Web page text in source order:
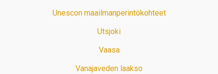
Unescon maailmanperintökohteet
Utsjoki
Vaasa
Vanajaveden laakso